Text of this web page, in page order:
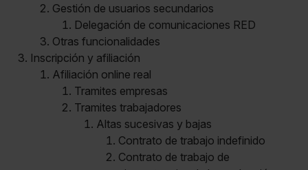
Gestión de usuarios secundarios
Delegación de comunicaciones RED
Otras funcionalidades
Inscripción y afiliación
Afiliación online real
Tramites empresas
Tramites trabajadores
Altas sucesivas y bajas
Contrato de trabajo indefinido
Contrato de trabajo de